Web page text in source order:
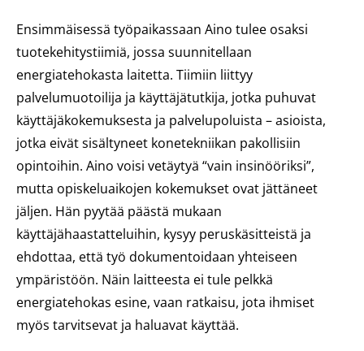
Ensimmäisessä työpaikassaan Aino tulee osaksi
tuotekehitystiimiä, jossa suunnitellaan
energiatehokasta laitetta. Tiimiin liittyy
palvelumuotoilija ja käyttäjätutkija, jotka puhuvat
käyttäjäkokemuksesta ja palvelupoluista – asioista,
jotka eivät sisältyneet konetekniikan pakollisiin
opintoihin. Aino voisi vetäytyä “vain insinööriksi”,
mutta opiskeluaikojen kokemukset ovat jättäneet
jäljen. Hän pyytää päästä mukaan
käyttäjähaastatteluihin, kysyy peruskäsitteistä ja
ehdottaa, että työ dokumentoidaan yhteiseen
ympäristöön. Näin laitteesta ei tule pelkkä
energiatehokas esine, vaan ratkaisu, jota ihmiset
myös tarvitsevat ja haluavat käyttää.